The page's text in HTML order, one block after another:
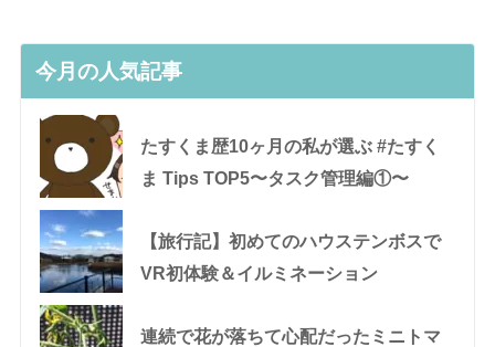
今月の人気記事
たすくま歴10ヶ月の私が選ぶ #たすく
ま Tips TOP5〜タスク管理編①〜
【旅行記】初めてのハウステンボスで
VR初体験＆イルミネーション
連続で花が落ちて心配だったミニトマ